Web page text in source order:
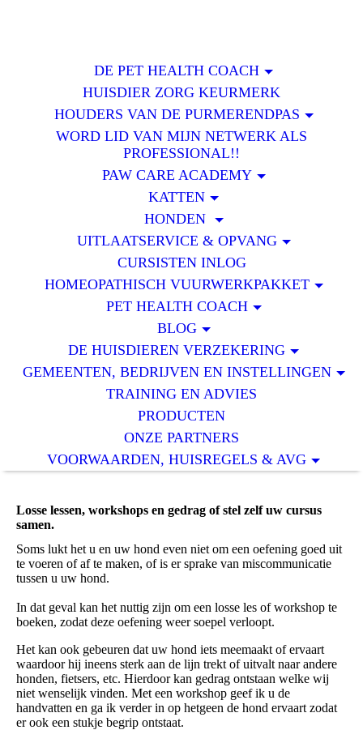
DE PET HEALTH COACH
HUISDIER ZORG KEURMERK
HOUDERS VAN DE PURMERENDPAS
WORD LID VAN MIJN NETWERK ALS
PROFESSIONAL!!
PAW CARE ACADEMY
KATTEN
HONDEN
UITLAATSERVICE & OPVANG
CURSISTEN INLOG
HOMEOPATHISCH VUURWERKPAKKET
PET HEALTH COACH
BLOG
DE HUISDIEREN VERZEKERING
GEMEENTEN, BEDRIJVEN EN INSTELLINGEN
TRAINING EN ADVIES
PRODUCTEN
ONZE PARTNERS
VOORWAARDEN, HUISREGELS & AVG
Losse lessen, workshops en gedrag of stel zelf uw cursus
samen.
Soms lukt het u en uw hond even niet om een oefening goed uit
te voeren of af te maken, of is er sprake van miscommunicatie
tussen u uw hond.
In dat geval kan het nuttig zijn om een losse les of workshop te
boeken, zodat deze oefening weer soepel verloopt.
Het kan ook gebeuren dat uw hond iets meemaakt of ervaart
waardoor hij ineens sterk aan de lijn trekt of uitvalt naar andere
honden, fietsers, etc. Hierdoor kan gedrag ontstaan welke wij
niet wenselijk vinden. Met een workshop geef ik u de
handvatten en ga ik verder in op hetgeen de hond ervaart zodat
er ook een stukje begrip ontstaat.